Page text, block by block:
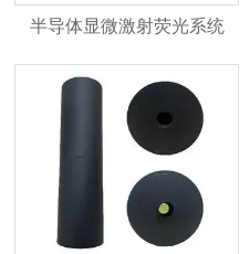
半导体显微激射荧光系统